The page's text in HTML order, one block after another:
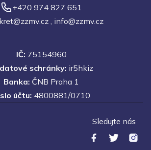
+420 974 827 651
, info@zzmv.cz
IČ: 75154960
schránky: ir5hkiz
Banka: ČNB Praha 1
účtu: 4800881/0710
Sledujte nás